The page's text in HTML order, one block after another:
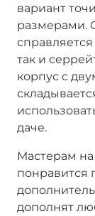
вариант
размерами.
так и
корпус с
даче.
Мастерам на
понравится
дополнят